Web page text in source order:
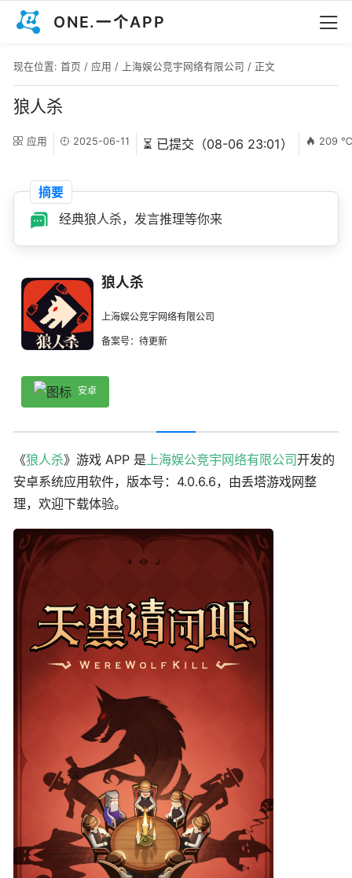
ONE.一个APP
现在位置: 首页 / 应用 / 上海娱公竞宇网络有限公司 / 正文
狼人杀
应用 2025-06-11 ⏳ 已提交（08-06 23:01） 209
摘要
经典狼人杀，发言推理等你来
狼人杀
上海娱公竞宇网络有限公司
备案号：待更新
安卓
《狼人杀》游戏 APP 是 上海娱公竞宇网络有限公司开发的
安卓系统应用软件，版本号：4.0.6.6，由丢塔游戏网整
理，欢迎下载体验。